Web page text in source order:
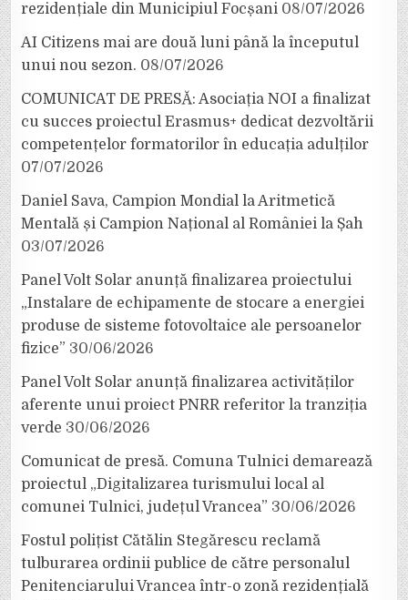
rezidențiale din Municipiul Focșani 08/07/2026
AI Citizens mai are două luni până la începutul
unui nou sezon. 08/07/2026
COMUNICAT DE PRESĂ: Asociația NOI a finalizat
cu succes proiectul Erasmus+ dedicat dezvoltării
competențelor formatorilor în educația adulților
07/07/2026
Daniel Sava, Campion Mondial la Aritmetică
Mentală și Campion Național al României la Șah
03/07/2026
Panel Volt Solar anunță finalizarea proiectului
„Instalare de echipamente de stocare a energiei
produse de sisteme fotovoltaice ale persoanelor
fizice” 30/06/2026
Panel Volt Solar anunță finalizarea activităților
aferente unui proiect PNRR referitor la tranziția
verde 30/06/2026
Comunicat de presă. Comuna Tulnici demarează
proiectul „Digitalizarea turismului local al
comunei Tulnici, județul Vrancea” 30/06/2026
Fostul polițist Cătălin Stegărescu reclamă
tulburarea ordinii publice de către personalul
Penitenciarului Vrancea într-o zonă rezidențială